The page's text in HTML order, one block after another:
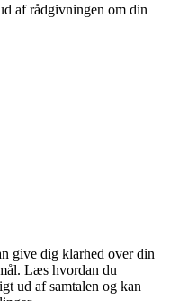
af rådgivningen om din
give dig klarhed over din
Læs hvordan du
ud af samtalen og kan